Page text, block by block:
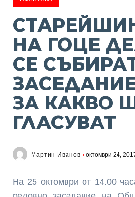
НА ГОЦЕ
СЕ
ЗА КАКВО
ГЛАСУВАТ
Мартин Иванов октомври 24,
На 25 октомври от 14.00